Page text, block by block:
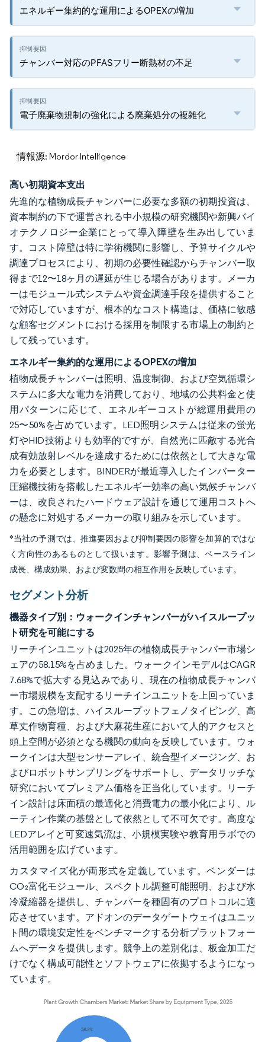
エネルギー集約的な運用によるOPEXの増加
チャンバー対応のPFASフリー断熱材の不足
電子廃棄物規制の強化による廃棄処分の複雑化
情報源: Mordor Intelligence
高い初期資本支出
先進的な植物成長チャンバーに必要な多額の初期投資は、
資本制約の下で運営される中小規模の研究機関や新興バイ
オテクノロジー企業にとって導入障壁を生み出していま
す。コスト障壁は特に学術機関に影響し、予算サイクルや
調達プロセスにより、初期の必要性確認からチャンバー取
得まで12〜18ヶ月の遅延が生じる場合があります。メーカ
ーはモジュール式システムや資金調達手段を提供すること
で対応していますが、根本的なコスト構造は、価格に敏感
な顧客セグメントにおける採用を制限する市場上の制約と
して残っています。
エネルギー集約的な運用によるOPEXの増加
植物成長チャンバーは照明、温度制御、および空気循環シ
ステムに多大な電力を消費しており、地域の公共料金と使
用パターンに応じて、エネルギーコストが総運用費用の
25〜50%を占めています。LED照明システムは従来の蛍光
灯やHID技術よりも効率的ですが、自然光に匹敵する光合
成有効放射レベルを達成するためには依然として大きな電
力を必要とします。BINDERが最近導入したインバーター
圧縮機技術を搭載したエネルギー効率の高い気候チャンバ
ーは、改良されたハードウェア設計を通じて運用コストへ
の懸念に対処するメーカーの取り組みを示しています。
*当社の予測では、推進要因および抑制要因の影響を加算的ではな
く方向性のあるものとして扱います。影響予測は、ベースライン
成長、構成効果、および変数間の相互作用を反映しています。
セグメント分析
機器タイプ別：ウォークインチャンバーがハイスループッ
ト研究を可能にする
リーチインユニットは2025年の植物成長チャンバー市場シ
ェアの58.15%を占めました。ウォークインモデルはCAGR
7.68%で拡大する見込みであり、現在の植物成長チャンバ
ー市場規模を支配するリーチインユニットを上回っていま
す。この急増は、ハイスループットフェノタイピング、高
草丈作物育種、および大麻花生産において人的アクセスと
頭上空間が必須となる機関の動向を反映しています。ウォ
ークインは大型センサーアレイ、統合型イメージング、お
よびロボットサンプリングをサポートし、データリッチな
研究においてプレミアム価格を正当化しています。リーチ
イン設計は床面積の最適化と消費電力の最小化により、ル
ーティン作業の基盤として依然として不可欠です。高度な
LEDアレイと可変速気流は、小規模実験や教育用ラボでの
活用範囲を広げています。
カスタマイズ化が両形式を定義しています。ベンダーは
CO₂富化モジュール、スペクトル調整可能照明、および水
冷凝縮器を提供し、チャンバーを種固有のプロトコルに適
応させています。アドオンのデータゲートウェイはユニッ
ト間の環境安定性をベンチマークする分析プラットフォー
ムへデータを提供します。競争上の差別化は、板金加工だ
けでなく構成可能性とソフトウェアに依拠するようになっ
ています。